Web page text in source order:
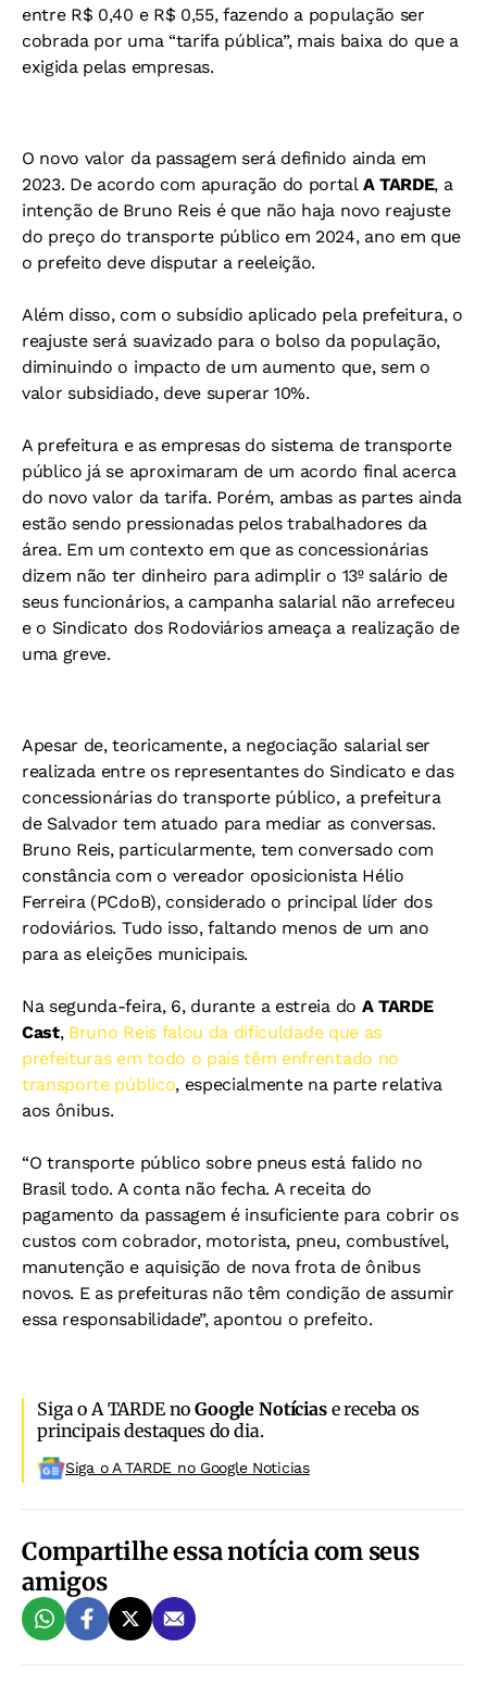
entre R$ 0,40 e R$ 0,55, fazendo a população ser
cobrada por uma “tarifa pública”, mais baixa do que a
exigida pelas empresas.
O novo valor da passagem será definido ainda em
2023. De acordo com apuração do portal A TARDE, a
intenção de Bruno Reis é que não haja novo reajuste
do preço do transporte público em 2024, ano em que
o prefeito deve disputar a reeleição.
Além disso, com o subsídio aplicado pela prefeitura, o
reajuste será suavizado para o bolso da população,
diminuindo o impacto de um aumento que, sem o
valor subsidiado, deve superar 10%.
A prefeitura e as empresas do sistema de transporte
público já se aproximaram de um acordo final acerca
do novo valor da tarifa. Porém, ambas as partes ainda
estão sendo pressionadas pelos trabalhadores da
área. Em um contexto em que as concessionárias
dizem não ter dinheiro para adimplir o 13º salário de
seus funcionários, a campanha salarial não arrefeceu
e o Sindicato dos Rodoviários ameaça a realização de
uma greve.
Apesar de, teoricamente, a negociação salarial ser
realizada entre os representantes do Sindicato e das
concessionárias do transporte público, a prefeitura
de Salvador tem atuado para mediar as conversas.
Bruno Reis, particularmente, tem conversado com
constância com o vereador oposicionista Hélio
Ferreira (PCdoB), considerado o principal líder dos
rodoviários. Tudo isso, faltando menos de um ano
para as eleições municipais.
Na segunda-feira, 6, durante a estreia do A TARDE
Cast, Bruno Reis falou da dificuldade que as
prefeituras em todo o país têm enfrentado no
transporte público, especialmente na parte relativa
aos ônibus.
“O transporte público sobre pneus está falido no
Brasil todo. A conta não fecha. A receita do
pagamento da passagem é insuficiente para cobrir os
custos com cobrador, motorista, pneu, combustível,
manutenção e aquisição de nova frota de ônibus
novos. E as prefeituras não têm condição de assumir
essa responsabilidade”, apontou o prefeito.
Siga o A TARDE noGoogle Notíciase receba os
principais destaques do dia.
Siga o A TARDE no Google Noticias
Compartilhe essa notícia com seus
amigos